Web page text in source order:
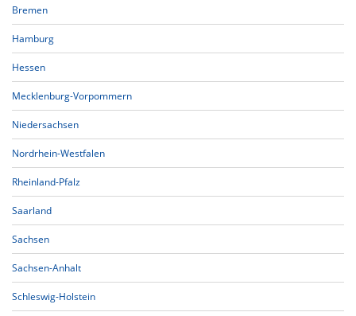
Bremen
Hamburg
Hessen
Mecklenburg-Vorpommern
Niedersachsen
Nordrhein-Westfalen
Rheinland-Pfalz
Saarland
Sachsen
Sachsen-Anhalt
Schleswig-Holstein